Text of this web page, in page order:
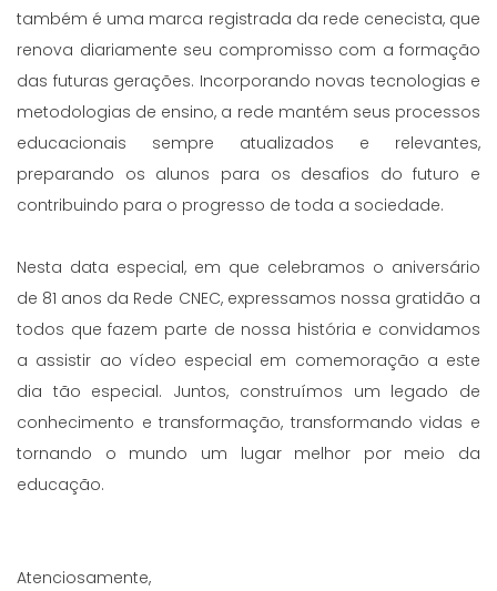
também é uma marca registrada da rede cenecista, que
renova diariamente seu compromisso com a formação
das futuras gerações. Incorporando novas tecnologias e
metodologias de ensino, a rede mantém seus processos
educacionais sempre atualizados e relevantes,
preparando os alunos para os desafios do futuro e
contribuindo para o progresso de toda a sociedade.
Nesta data especial, em que celebramos o aniversário
de 81 anos da Rede CNEC, expressamos nossa gratidão a
todos que fazem parte de nossa história e convidamos
a assistir ao vídeo especial em comemoração a este
dia tão especial. Juntos, construímos um legado de
conhecimento e transformação, transformando vidas e
tornando o mundo um lugar melhor por meio da
educação.
Atenciosamente,